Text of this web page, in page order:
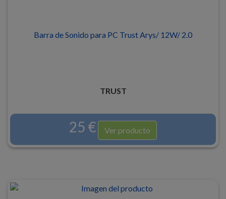
Barra de Sonido para PC Trust Arys/ 12W/ 2.0
TRUST
25 € Ver producto